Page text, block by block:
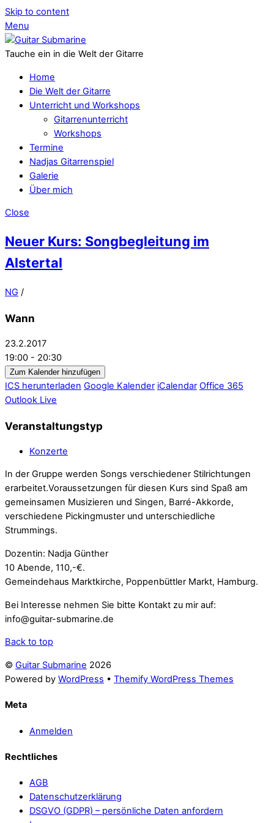
Skip to content
Menu
Tauche ein in die Welt der Gitarre
Home
Die Welt der Gitarre
Unterricht und Workshops
Gitarrenunterricht
Workshops
Termine
Nadjas Gitarrenspiel
Galerie
Über mich
Close
Neuer Kurs: Songbegleitung im
Alstertal
NG /
Wann
23.2.2017
19:00 - 20:30
Zum Kalender hinzufügen
ICS herunterladen Google Kalender iCalendar Office 365
Outlook Live
Veranstaltungstyp
Konzerte
In der Gruppe werden Songs verschiedener Stilrichtungen
erarbeitet.Voraussetzungen für diesen Kurs sind Spaß am
gemeinsamen Musizieren und Singen, Barré-Akkorde,
verschiedene Pickingmuster und unterschiedliche
Strummings.
Dozentin: Nadja Günther
10 Abende, 110,-€.
Gemeindehaus Marktkirche, Poppenbüttler Markt, Hamburg.
Bei Interesse nehmen Sie bitte Kontakt zu mir auf:
info@guitar-submarine.de
Back to top
© Guitar Submarine 2026
Powered by WordPress • Themify WordPress Themes
Meta
Anmelden
Rechtliches
AGB
Datenschutzerklärung
DSGVO (GDPR) – persönliche Daten anfordern